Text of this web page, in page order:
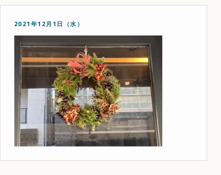
2021年12月1日（水）